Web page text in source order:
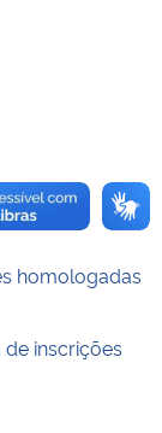
parcial
homologadas
inscrições